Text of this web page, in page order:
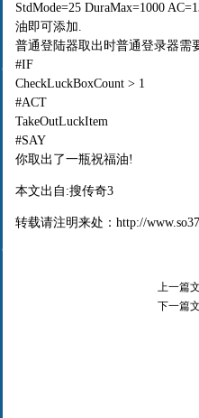
StdMode=25 DuraMax=1000
油即可添加.
普通登陆器取出时普通登录器需
#IF
CheckLuckBoxCount > 1
#ACT
TakeOutLuckItem
#SAY
你取出了一瓶祝福油!
本文出自:搜传奇3
转载请注明来处： http://
上一篇
下一篇